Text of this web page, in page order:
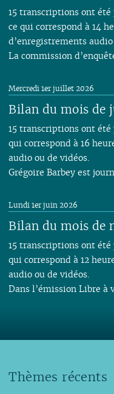
01
01
15 transcriptions ont
ce qui correspond à 14
d’enregistrements
La commission
Bilan du mois de
Mercredi 1er juillet 2026
15 transcriptions ont
qui correspond à 16
audio ou de vidéos.
Grégoire Barbey est
Bilan du mois de
Lundi 1er juin 2026
15 transcriptions ont
qui correspond à 12
audio ou de vidéos.
Dans l’émission Libre à
Thèmes récents